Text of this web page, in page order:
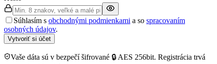
Súhlasím s obchodnými podmienkami a so spracovaním
osobných údajov.
Vytvoriť si účet
Vaše dáta sú v bezpečí šifrované 🔒 AES 256bit. Registrácia trvá